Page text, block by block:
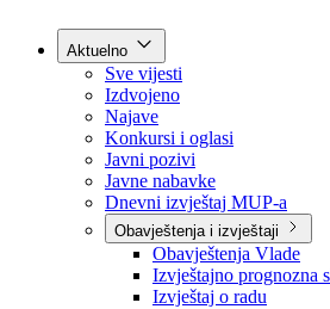
Kontakt
Aktuelno
Sve vijesti
Izdvojeno
Najave
Konkursi i oglasi
Javni pozivi
Javne nabavke
Dnevni izvještaj MUP-a
Obavještenja i izvještaji